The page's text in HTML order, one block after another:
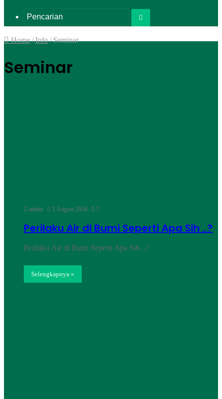
Pencarian
Home/Info/Seminar
Seminar
admin 3 August 2026 7
Perilaku Air di Bumi Seperti Apa Sih ..?
Perilaku Air di Bumi Seperti Apa Sih ..?
Selengkapnya »